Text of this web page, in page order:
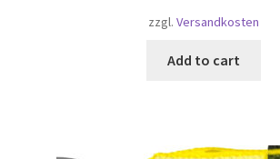
zzgl. Versandkosten
Add to cart